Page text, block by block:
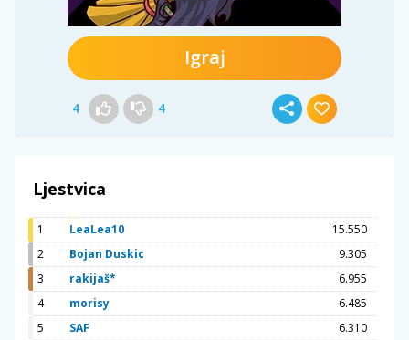
Igraj
4 4
Ljestvica
1 LeaLea10
15.550
2
Bojan Duskic
9.305
3
rakijaš*
6.955
4
morisy
6.485
5
SAF
6.310